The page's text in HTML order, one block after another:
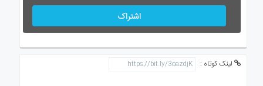
اشتراک
لینک کوتاه :